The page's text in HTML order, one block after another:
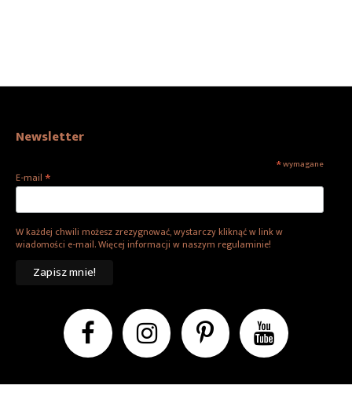
Newsletter
*wymagane
E-mail *
W każdej chwili możesz zrezygnować, wystarczy kliknąć w link w
wiadomości e-mail. Więcej informacji w naszym regulaminie!